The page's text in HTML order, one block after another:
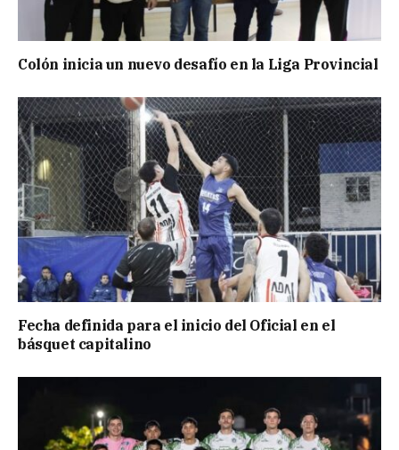
Colón inicia un nuevo desafío en la Liga Provincial
Fecha definida para el inicio del Oficial en el
básquet capitalino